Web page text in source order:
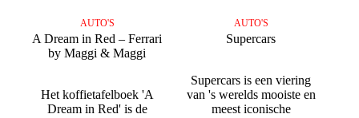
AUTO'S
A Dream in Red – Ferrari
by Maggi & Maggi
Het koffietafelboek 'A
Dream in Red' is de
AUTO'S
Supercars
Supercars is een viering
van 's werelds mooiste en
meest iconische